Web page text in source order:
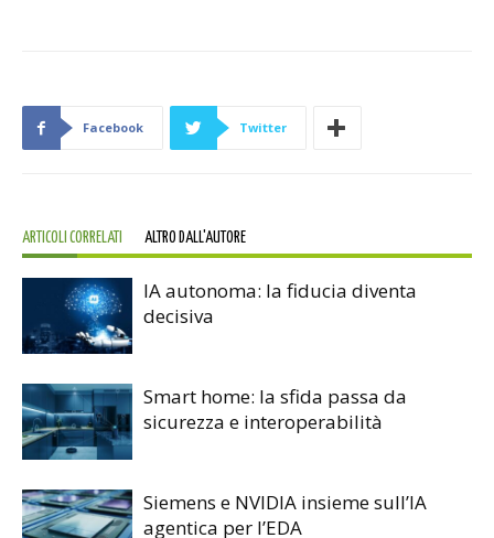
Facebook Twitter
ARTICOLI CORRELATI ALTRO DALL'AUTORE
IA autonoma: la fiducia diventa
decisiva
Smart home: la sfida passa da
sicurezza e interoperabilità
Siemens e NVIDIA insieme sull’IA
agentica per l’EDA